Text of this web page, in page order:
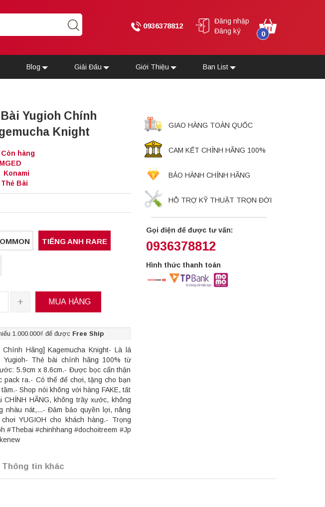
0936378812
Đăng nhập
Đăng ký
0
Blog Giải Đấu Giới Thiệu Ban List
Yugioh Chính
Knight
Còn hàng
MGED
Konami
Thẻ Bài
TIẾNG ANH RARE
+ MUA HÀNG
1.000.000₫ để được Free Ship
Chính Hãng] Kagemucha Knight- Là lá
Yugioh- Thẻ bài chính hãng 100% từ
5.9cm x 8.6cm.- Được bọc cẩn thận
pack ra.- Có thể để chơi, tặng cho bạn
Shop nói không với hàng FAKE, tất
CHÍNH HÃNG, không trầy xước, không
nhàu nát,...- Đảm bảo quyền lợi, nâng
YUGIOH cho khách hàng.- Trọng
#Thebai #chinhhang #dochoitreem #Jp
GIAO HÀNG TOÀN QUỐC
CAM KẾT CHÍNH HÃNG 100%
BẢO HÀNH CHÍNH HÃNG
HỖ TRỢ KỸ THUẬT TRỌN ĐỜI
Gọi điện để được tư vấn:
0936378812
Hình thức thanh toán
Thông tin khác